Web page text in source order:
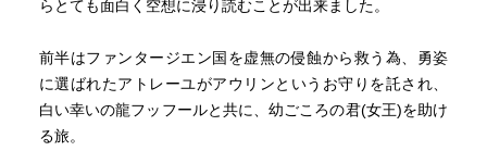
という親御さんもいると思うが、ここは奮発してハードカ
バーの方を買ってあげてほしい。エンデの情熱と親御さん
の思いが子供さんに通じた時、きっとこの本は、子供さん
にとって一生の宝物となるだろう。
らとても面白く空想に浸り読むことが出来ました。
前半はファンタージエン国を虚無の侵蝕から救う為、勇姿
に選ばれたアトレーユがアウリンというお守りを託され、
白い幸いの龍フッフールと共に、幼ごころの君(女王)を助け
る旅。